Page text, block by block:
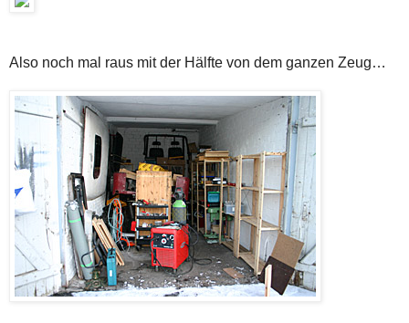
Also noch mal raus mit der Hälfte von dem ganzen Zeug…